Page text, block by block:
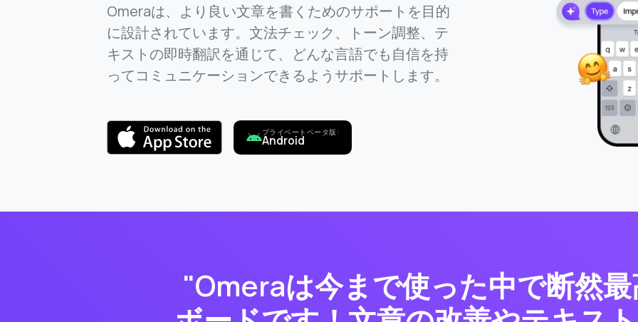
Omeraは、より良い文章を書くためのサポートを目的
に設計されています。文法チェック、トーン調整、テ
キストの即時翻訳を通じて、どんな言語でも自信を持
ってコミュニケーションできるようサポートします。
プライベートベータ版:
Android
"Omeraは今まで使った中で断然